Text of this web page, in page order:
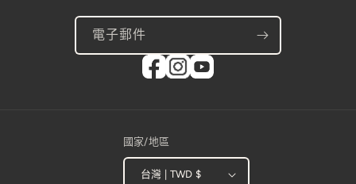
電子郵件
國家/地區
台灣 | TWD $